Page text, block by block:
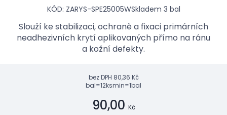
KÓD: ZARYS-SPE25005WSkladem 3 bal
Slouží ke stabilizaci, ochraně a fixaci primárních
neadhezivních krytí aplikovaných přímo na ránu
a kožní defekty.
bez DPH 80,36 Kč
bal=12ksmin=1bal
90,00 Kč